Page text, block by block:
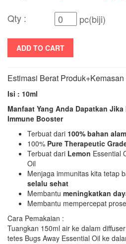
Qty :
pc(biji)
ADD TO CART
Estimasi Berat
Isi : 10ml
Manfaat Yang Anda Dapatkan
Immune Booster
Terbuat dari 100% bahan
100% Pure Therapeutic
Terbuat dari Lemon Essential
Oil
Menjaga immunitas kita tetap
selalu sehat
Membantu meningkatkan
Membantu mempercepat
Cara Pemakaian :
Tuangkan 150ml air ke dalam
tetes Bugs Away Essential Oil ke